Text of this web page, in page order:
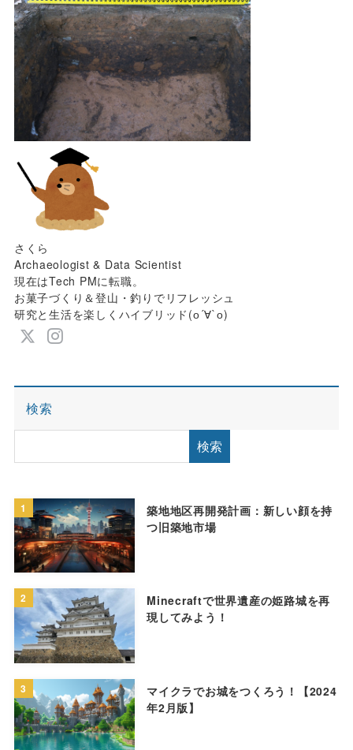
さくら
Archaeologist & Data Scientist
現在はTech PMに転職。
お菓子づくり＆登山・釣りでリフレッシュ
研究と生活を楽しくハイブリッド(о´∀`о)
検索
検索
1
築地地区再開発計画：新しい顔を持
つ旧築地市場
2
Minecraftで世界遺産の姫路城を再
現してみよう！
3
マイクラでお城をつくろう！【2024
年2月版】